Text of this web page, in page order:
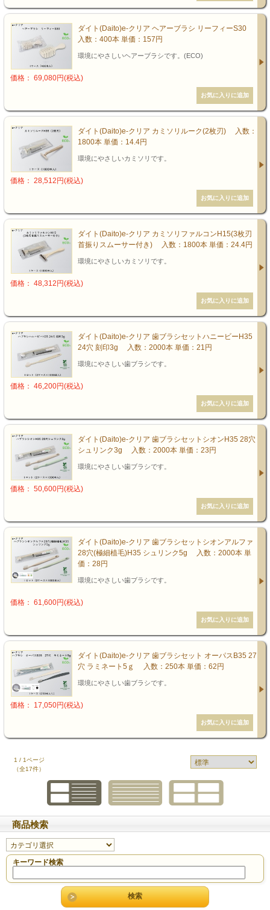
ダイト(Daito)e-クリア ヘアーブラシ リーフィーS30
入数：400本 単価：157円
環境にやさしいヘアーブラシです。(ECO)
価格： 69,080円(税込)
ダイト(Daito)e-クリア カミソリルーク(2枚刃) 入数：
1800本 単価：14.4円
環境にやさしいカミソリです。
価格： 28,512円(税込)
ダイト(Daito)e-クリア カミソリファルコンH15(3枚刃
首振りスムーサー付き) 入数：1800本 単価：24.4円
環境にやさしいカミソリです。
価格： 48,312円(税込)
ダイト(Daito)e-クリア 歯ブラシセットハニービーH35
24穴 刻印3g 入数：2000本 単価：21円
環境にやさしい歯ブラシです。
価格： 46,200円(税込)
ダイト(Daito)e-クリア 歯ブラシセットシオンH35 28穴
シュリンク3g 入数：2000本 単価：23円
環境にやさしい歯ブラシです。
価格： 50,600円(税込)
ダイト(Daito)e-クリア 歯ブラシセットシオンアルファ
28穴(極細植毛)H35 シュリンク5g 入数：2000本 単
価：28円
環境にやさしい歯ブラシです。
価格： 61,600円(税込)
ダイト(Daito)e-クリア 歯ブラシセット オーパスB35 27
穴 ラミネート5ｇ 入数：250本 単価：62円
環境にやさしい歯ブラシです。
価格： 17,050円(税込)
1 / 1ページ
（全17件）
商品検索
キーワード検索